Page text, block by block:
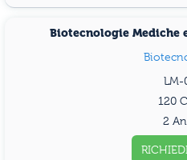
Biotecnologie Mediche
LM-
120
2